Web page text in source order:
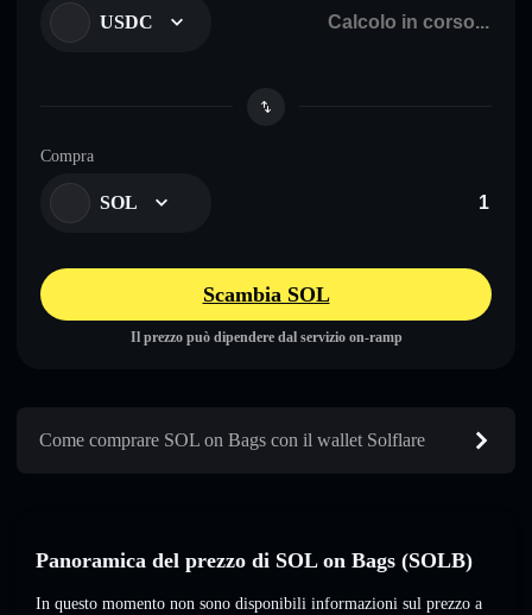
USDC
Compra
SOL
Scambia SOL
Il prezzo può dipendere dal servizio on-ramp
Come comprare SOL on Bags con il wallet Solflare
Panoramica del prezzo di SOL on Bags (SOLB)
In questo momento non sono disponibili informazioni sul prezzo a